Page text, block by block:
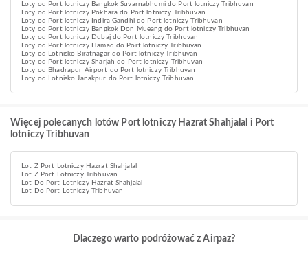
Loty od Port lotniczy Bangkok Suvarnabhumi do Port lotniczy Tribhuvan
Loty od Port lotniczy Pokhara do Port lotniczy Tribhuvan
Loty od Port lotniczy Indira Gandhi do Port lotniczy Tribhuvan
Loty od Port lotniczy Bangkok Don Mueang do Port lotniczy Tribhuvan
Loty od Port lotniczy Dubaj do Port lotniczy Tribhuvan
Loty od Port lotniczy Hamad do Port lotniczy Tribhuvan
Loty od Lotnisko Biratnagar do Port lotniczy Tribhuvan
Loty od Port lotniczy Sharjah do Port lotniczy Tribhuvan
Loty od Bhadrapur Airport do Port lotniczy Tribhuvan
Loty od Lotnisko Janakpur do Port lotniczy Tribhuvan
Więcej polecanych lotów Port lotniczy Hazrat Shahjalal i Port
lotniczy Tribhuvan
Lot Z Port Lotniczy Hazrat Shahjalal
Lot Z Port Lotniczy Tribhuvan
Lot Do Port Lotniczy Hazrat Shahjalal
Lot Do Port Lotniczy Tribhuvan
Dlaczego warto podróżować z Airpaz?